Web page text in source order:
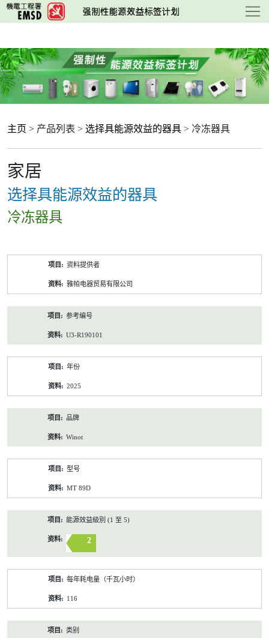
跳
至
要
内
容
主页 > 产品列表 > 选择具能源效益的器具 > 冷冻器具
家居
选择具能源效益的器具
冷冻器具
资料提供者
雅帕电器贸易有限公司
参考编号
U3-R190101
年份
2025
品牌
Winot
型号
MT 89D
能源效益級別 (1 至 5)
2
每年耗电量（千瓦小时）
116
类别